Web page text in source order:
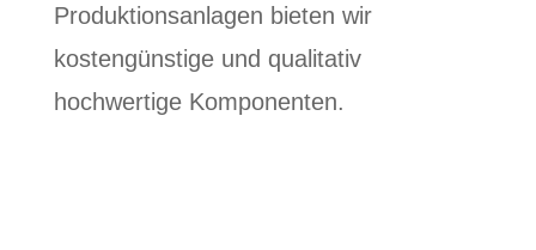
Produktionsanlagen bieten wir
kostengünstige und qualitativ
hochwertige Komponenten.